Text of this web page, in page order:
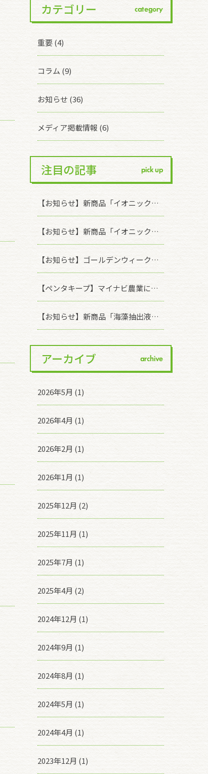
カテゴリー category
重要 (4)
コラム (9)
お知らせ (36)
メディア掲載情報 (6)
注目の記事 pick up
【お知らせ】新商品「イオニックリキッド キレイなブドウ果皮」発売のお知らせ
【お知らせ】新商品「イオニックリキッド キレイなブドウ果皮」のモニターサンプル配布を開始いたしました
【お知らせ】ゴールデンウィーク休業期間について
【ペンタキープ】マイナビ農業に掲載されました！
【お知らせ】新商品「海藻抽出液バイオスティミュラント資材 ASCOMAX」発売記念！ 有償モニター様を募集いたします(※受付終了しました)
アーカイブ archive
2026年5月 (1)
2026年4月 (1)
2026年2月 (1)
2026年1月 (1)
2025年12月 (2)
2025年11月 (1)
2025年7月 (1)
2025年4月 (2)
2024年12月 (1)
2024年9月 (1)
2024年8月 (1)
2024年5月 (1)
2024年4月 (1)
2023年12月 (1)